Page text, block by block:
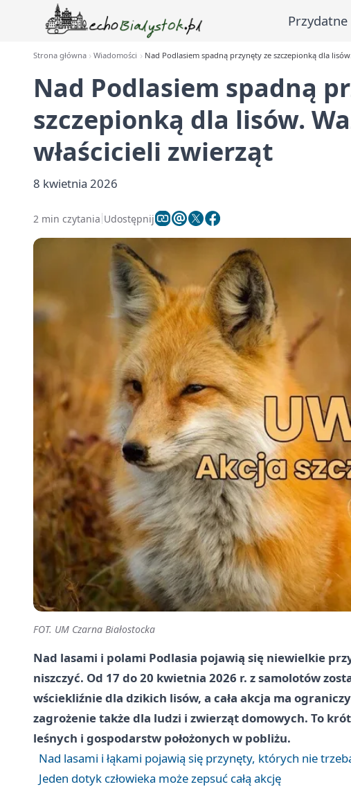
Przydatne
Strona główna Wiadomości Nad Podlasiem spadną przynęty ze szczepionką dla
Nad Podlasiem spadną
szczepionką dla lisów.
właścicieli zwierząt
8 kwietnia 2026
2 min czytania Udostępnij
FOT. UM Czarna Białostocka
Nad lasami i polami Podlasia pojawią się niewielkie
niszczyć. Od 17 do 20 kwietnia 2026 r. z samolotów
wściekliźnie dla dzikich lisów, a cała akcja ma
zagrożenie także dla ludzi i zwierząt domowych. To
leśnych i gospodarstw położonych w pobliżu.
Nad lasami i łąkami pojawią się przynęty, których nie
Jeden dotyk człowieka może zepsuć całą akcję